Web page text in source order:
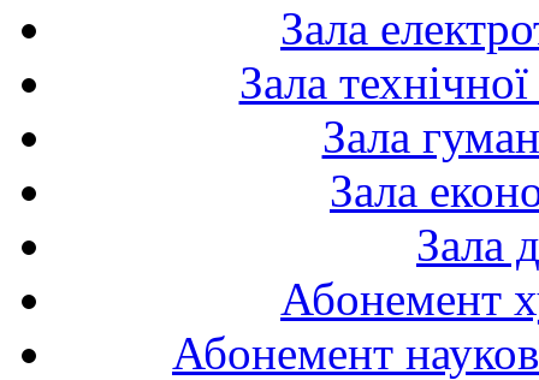
Зала
Зала
Зала
Зала
Зала
Абонемент
Абонемент